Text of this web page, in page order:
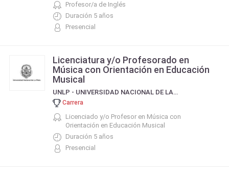
Profesor/a de Inglés
Duración 5 años
Presencial
Licenciatura y/o Profesorado en
Música con Orientación en Educación
Musical
UNLP - UNIVERSIDAD NACIONAL DE LA PLATA
Carrera
Licenciado y/o Profesor en Música con
Orientación en Educación Musical
Duración 5 años
Presencial